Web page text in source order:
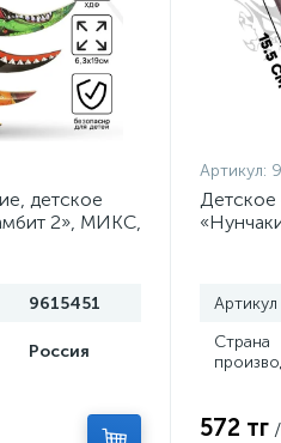
детское
2», МИКС,
9615451
Россия
Артикул:
Детское
Артикул
Страна
572 тг